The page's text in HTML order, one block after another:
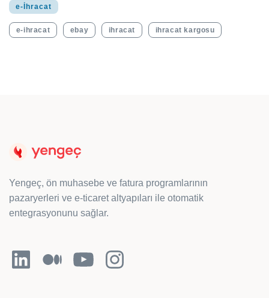
e-İhracat
e-ihracat ebay ihracat ihracat kargosu
Yengeç, ön muhasebe ve fatura programlarının
pazaryerleri ve e-ticaret altyapıları ile otomatik
entegrasyonunu sağlar.
LinkedInOrta YouTubeInstagram